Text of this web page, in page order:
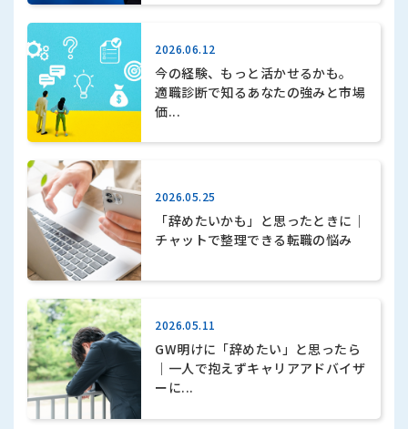
2026.06.12
今の経験、もっと活かせるかも。
適職診断で知るあなたの強みと市場
価...
2026.05.25
「辞めたいかも」と思ったときに｜
チャットで整理できる転職の悩み
2026.05.11
GW明けに「辞めたい」と思ったら
｜一人で抱えずキャリアアドバイザ
ーに...